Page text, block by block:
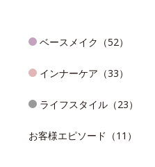
ベースメイク（52）
インナーケア（33）
ライフスタイル（23）
お客様エピソード（11）